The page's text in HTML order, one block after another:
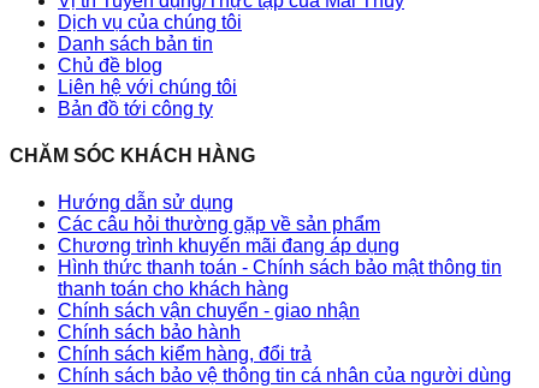
Dịch vụ của chúng tôi
Danh sách bản tin
Chủ đề blog
Liên hệ với chúng tôi
Bản đồ tới công ty
CHĂM SÓC KHÁCH HÀNG
Hướng dẫn sử dụng
Các câu hỏi thường gặp về sản phẩm
Chương trình khuyến mãi đang áp dụng
Hình thức thanh toán - Chính sách bảo mật thông tin
thanh toán cho khách hàng
Chính sách vận chuyển - giao nhận
Chính sách bảo hành
Chính sách kiểm hàng, đổi trả
Chính sách bảo vệ thông tin cá nhân của người dùng